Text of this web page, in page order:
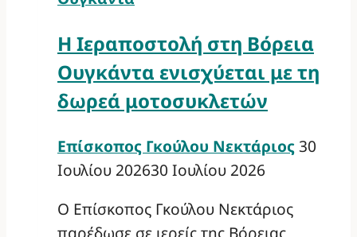
Η Ιεραποστολή στη Βόρεια
Ουγκάντα ενισχύεται με τη
δωρεά μοτοσυκλετών
Επίσκοπος Γκούλου Νεκτάριος 30
Ιουλίου 202630 Ιουλίου 2026
Ο Επίσκοπος Γκούλου Νεκτάριος